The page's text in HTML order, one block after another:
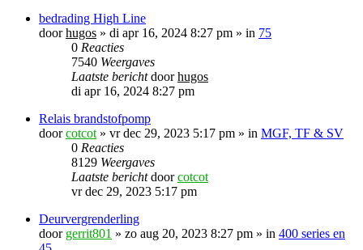
bedrading High Line
doorhugos » di apr 16, 2024 8:27 pm » in 75
0 Reacties
7540 Weergaves
Laatste berichtdoorhugos
di apr 16, 2024 8:27 pm
Relais brandstofpomp
doorcotcot » vr dec 29, 2023 5:17 pm » in MGF, TF & SV
0 Reacties
8129 Weergaves
Laatste berichtdoorcotcot
vr dec 29, 2023 5:17 pm
Deurvergrenderling
door gerrit801 » zo aug 20, 2023 8:27 pm » in 400 series en